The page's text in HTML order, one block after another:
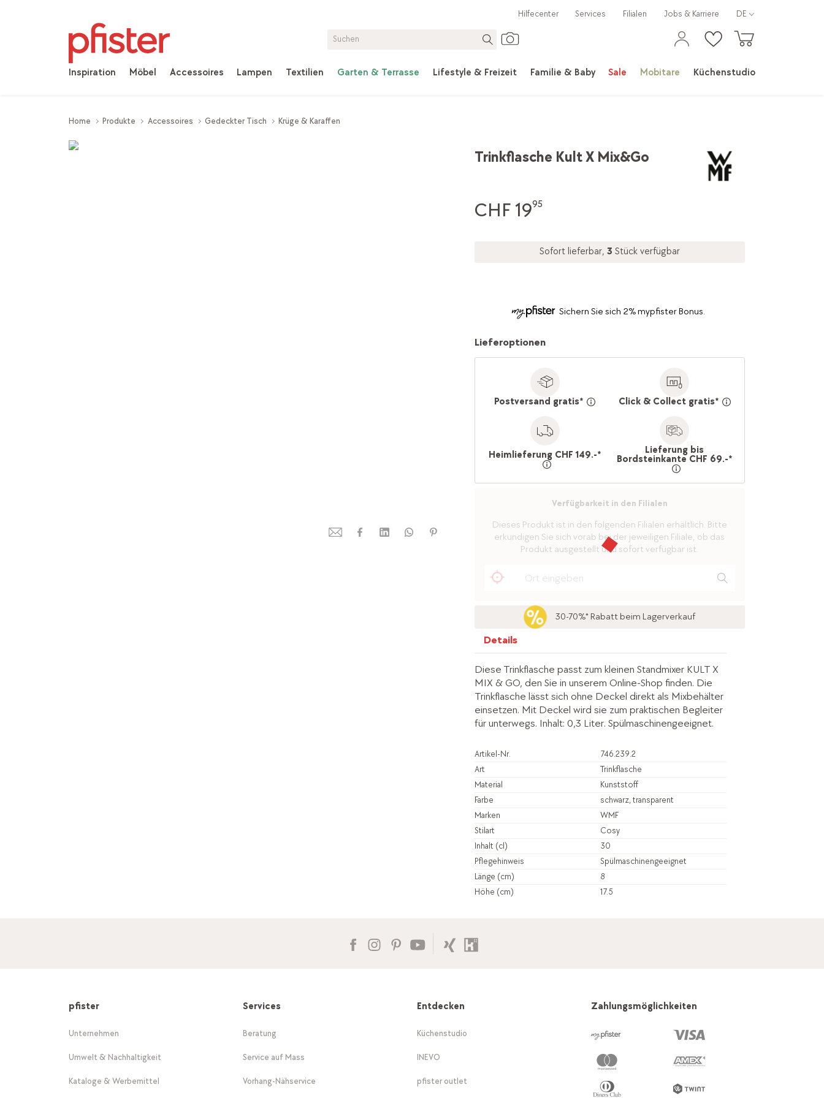
Inspiration Möbel Accessoires Lampen Textilien Garten & Terrasse Lifestyle & Freizeit Familie & Baby Sale Mobitare Küchenstudio
Hilfecenter Services Filialen Jobs & Karriere DE
Home Produkte Accessoires Gedeckter Tisch Krüge & Karaffen
Trinkflasche Kult X Mix&Go
CHF 1995
Sofort lieferbar, 3 Stück verfügbar
Sichern Sie sich 2% mypfister Bonus.
Lieferoptionen
Postversand gratis* Click & Collect gratis*
Heimlieferung CHF 149.-* Lieferung bis
Bordsteinkante CHF 69.-*
Verfügbarkeit in den Filialen
Dieses Produkt ist in den folgenden Filialen erhältlich. Bitte
erkundigen Sie sich vorab bei der jeweiligen Filiale, ob das
Produkt ausgestellt und sofort verfügbar ist.
30-70%* Rabatt beim Lagerverkauf
Details
Diese Trinkflasche passt zum kleinen Standmixer KULT X
MIX & GO, den Sie in unserem Online-Shop finden. Die
Trinkflasche lässt sich ohne Deckel direkt als Mixbehälter
einsetzen. Mit Deckel wird sie zum praktischen Begleiter
für unterwegs. Inhalt: 0,3 Liter. Spülmaschinengeeignet.
Artikel-Nr.
746.239.2
Art
Trinkflasche
Material
Kunststoff
Farbe
schwarz, transparent
Marken
WMF
Stilart
Cosy
Inhalt (cl)
30
Pflegehinweis
Spülmaschinengeeignet
Länge (cm)
8
Höhe (cm)
17.5
pfister
Unternehmen
Umwelt & Nachhaltigkeit
Kataloge & Werbemittel
Services
Beratung
Service auf Mass
Vorhang-Nähservice
Entdecken
Küchenstudio
INEVO
pfister outlet
Zahlungsmöglichkeiten